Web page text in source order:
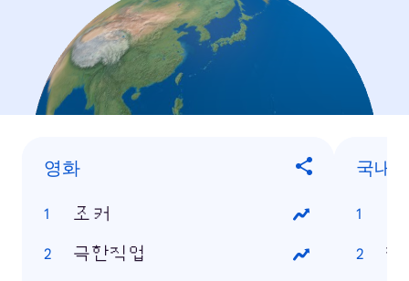
영화
조커
극한직업
국내
정